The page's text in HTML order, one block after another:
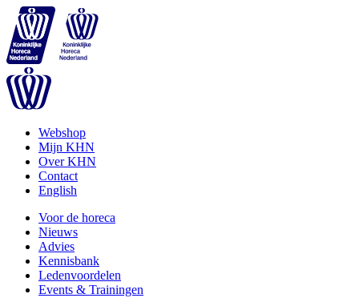
Webshop
Mijn KHN
Over KHN
Contact
English
Voor de horeca
Nieuws
Advies
Kennisbank
Ledenvoordelen
Events & Trainingen